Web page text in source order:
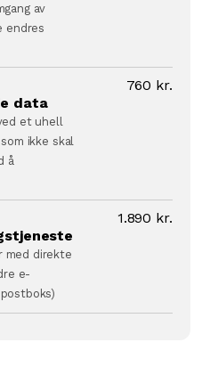
av
endres
data
760 kr.
et uhell
ikke skal
å
1.890 kr.
med direkte
e-